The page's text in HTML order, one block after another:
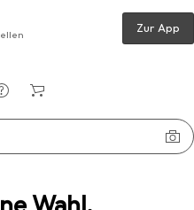
Zur App
Beliani Flayat